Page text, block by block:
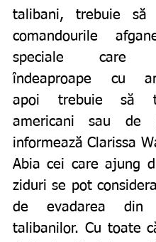
talibani, trebuie să
comandourile
speciale care
îndeaproape cu
apoi trebuie să
americani sau de
informează Clarissa
Abia cei care ajung
ziduri se pot
de evadarea din
talibanilor. Cu toate